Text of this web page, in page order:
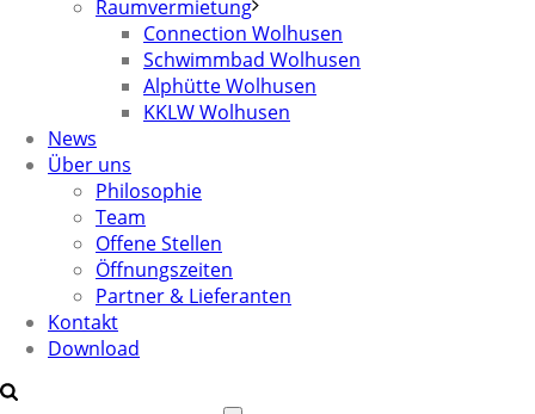
Raumvermietung
Connection Wolhusen
Schwimmbad Wolhusen
Alphütte Wolhusen
KKLW Wolhusen
News
Über uns
Philosophie
Team
Offene Stellen
Öffnungszeiten
Partner & Lieferanten
Kontakt
Download